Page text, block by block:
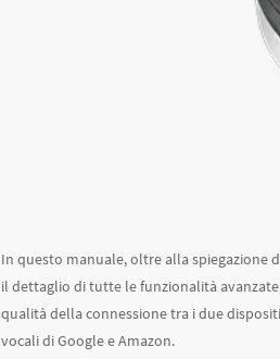
In questo manuale, oltre alla spiegazione
il dettaglio di tutte le funzionalità
qualità della connessione tra i due
vocali di Google e Amazon.